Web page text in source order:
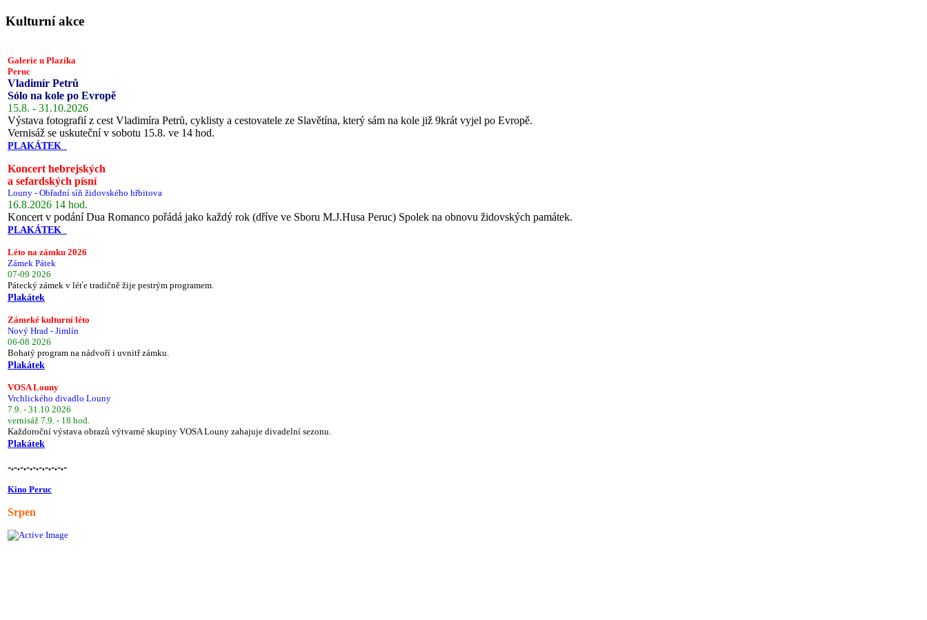
Kulturní akce
Galerie u Plazíka
Peruc
Vladimír Petrů
Sólo na kole po Evropě
15.8. - 31.10.2026
Výstava fotografií z cest Vladimíra Petrů, cyklisty a cestovatele ze Slavětína, který sám na kole již 9krát vyjel po Evropě.
Vernisáž se uskuteční v sobotu 15.8. ve 14 hod.
PLAKÁTEK
Koncert hebrejských
a sefardských písní
Louny - Obřadní síň židovského hřbitova
16.8.2026 14 hod.
Koncert v podání Dua Romanco pořádá jako každý rok (dříve ve Sboru M.J.Husa Peruc) Spolek na obnovu židovských památek.
PLAKÁTEK
Léto na zámku 2026
Zámek Pátek
07-09 2026
Pátecký zámek v léťe tradičně žije pestrým programem.
Plakátek
Zámeké kulturní léto
Nový Hrad - Jimlín
06-08 2026
Bohatý program na nádvoří i uvnitř zámku.
Plakátek
VOSA Louny
Vrchlického divadlo Louny
7.9. - 31.10 2026
vernisáž 7.9. - 18 hod.
Každoroční výstava obrazů výtvarné skupiny VOSA Louny zahajuje divadelní sezonu.
Plakátek
-.-.-.-.-.-.-.-.-.-
Kino Peruc
Srpen